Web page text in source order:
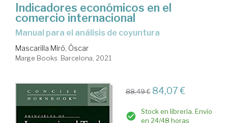
Indicadores económicos en el
comercio internacional
Manual para el análisis de coyuntura
Mascarilla Miró, Óscar
Marge Books. Barcelona, 2021
88,49 € 84,07 €
Stock en librería. Envío
en 24/48 horas